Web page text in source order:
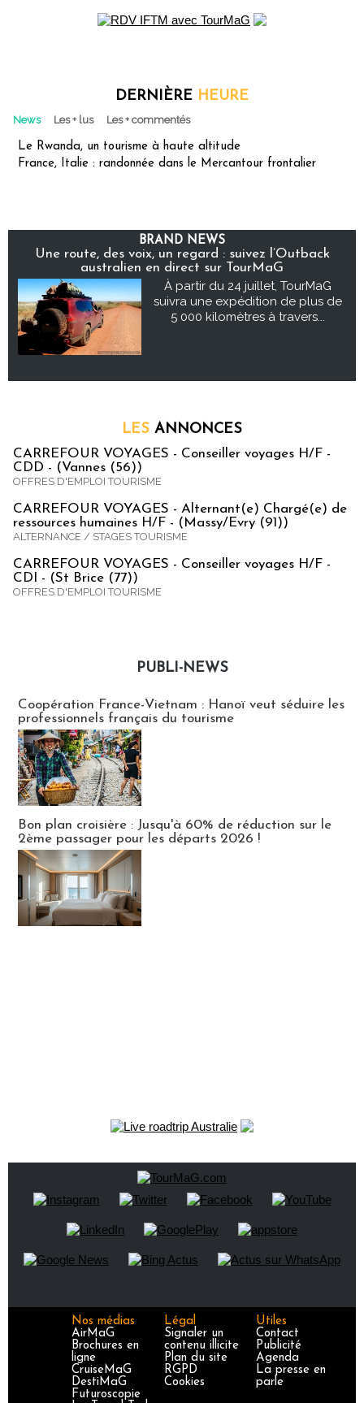
DERNIÈRE HEURE
News Les + lus Les + commentés
Le Rwanda, un tourisme à haute altitude
France, Italie : randonnée dans le Mercantour frontalier
BRAND NEWS
Une route, des voix, un regard : suivez l’Outback
australien en direct sur TourMaG
À partir du 24 juillet, TourMaG
suivra une expédition de plus de
5 000 kilomètres à travers...
LES ANNONCES
CARREFOUR VOYAGES - Conseiller voyages H/F -
CDD - (Vannes (56))
OFFRES D'EMPLOI TOURISME
CARREFOUR VOYAGES - Alternant(e) Chargé(e) de
ressources humaines H/F - (Massy/Evry (91))
ALTERNANCE / STAGES TOURISME
CARREFOUR VOYAGES - Conseiller voyages H/F -
CDI - (St Brice (77))
OFFRES D'EMPLOI TOURISME
PUBLI-NEWS
Coopération France-Vietnam : Hanoï veut séduire les
professionnels français du tourisme
Bon plan croisière : Jusqu'à 60% de réduction sur le
2ème passager pour les départs 2026 !
Nos médias
AirMaG
Brochures en
ligne
CruiseMaG
DestiMaG
Futuroscopie
Légal
Signaler un
contenu illicite
Plan du site
RGPD
Cookies
Utiles
Contact
Publicité
Agenda
La presse en
parle